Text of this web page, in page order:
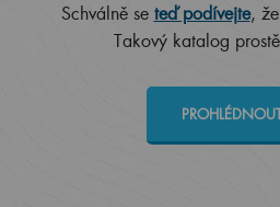
Schválně se teď podívejte,
Takový katalog